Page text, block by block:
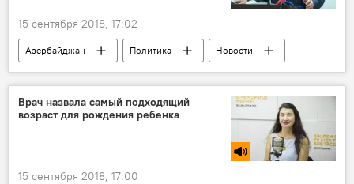
15 сентября 2018, 17:02
Азербайджан Политика
Новости
100-летие освобождения Баку
Врач назвала самый подходящий
возраст для рождения ребенка
15 сентября 2018, 17:00